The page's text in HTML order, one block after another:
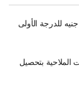
الملاحية بتحصيل